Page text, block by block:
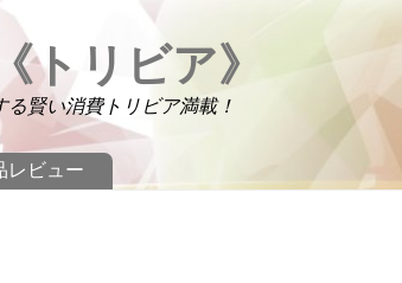
トリビア》
賢い消費トリビア満載！
レビュー